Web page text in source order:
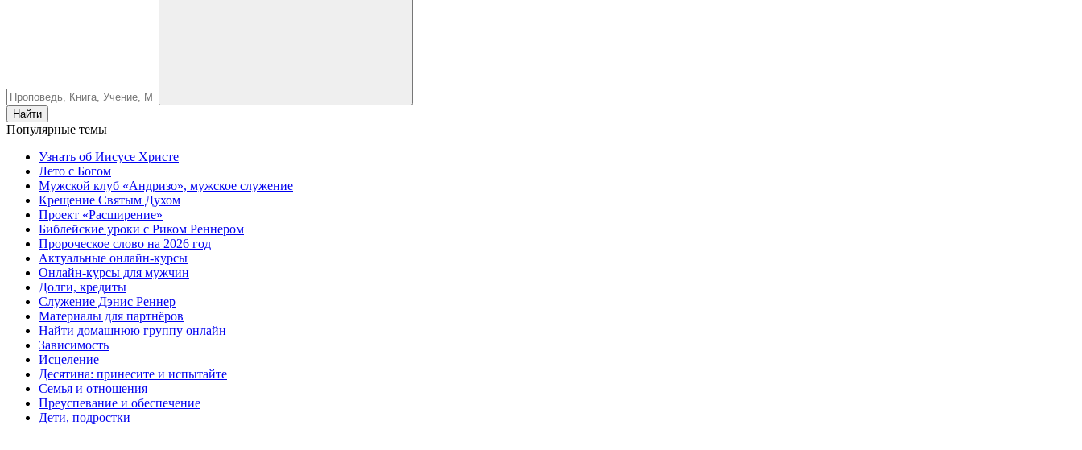
Найти
Популярные темы
Узнать об Иисусе Христе
Лето с Богом
Мужской клуб «Андризо», мужское служение
Крещение Святым Духом
Проект «Расширение»
Библейские уроки с Риком Реннером
Пророческое слово на 2026 год
Актуальные онлайн-курсы
Онлайн-курсы для мужчин
Долги, кредиты
Служение Дэнис Реннер
Материалы для партнёров
Найти домашнюю группу онлайн
Зависимость
Исцеление
Десятина: принесите и испытайте
Семья и отношения
Преуспевание и обеспечение
Дети, подростки